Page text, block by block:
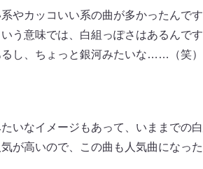
やカッコいい系の曲が多かったんで
う意味では、白組っぽさはあるんで
し、ちょっと銀河みたいな……（笑）
なイメージもあって、いままでの
が高いので、この曲も人気曲になっ